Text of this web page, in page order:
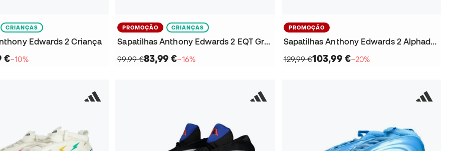
CRIANÇAS
Edwards 2 Criança
€−10%
PROMOÇÃO CRIANÇAS
Sapatilhas Anthony Edwards 2 EQT Green Criança
99,99 €83,99 €−16%
PROMOÇÃO
Sapatilhas Anthony Edwards 2 Alphadawg
129,99 €103,99 €−20%